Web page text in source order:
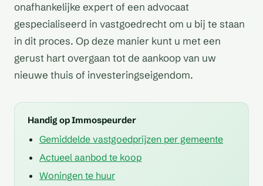
onafhankelijke expert of een advocaat
gespecialiseerd in vastgoedrecht om u bij te staan
in dit proces. Op deze manier kunt u met een
gerust hart overgaan tot de aankoop van uw
nieuwe thuis of investeringseigendom.
Handig op Immospeurder
Gemiddelde vastgoedprijzen per gemeente
Actueel aanbod te koop
Woningen te huur